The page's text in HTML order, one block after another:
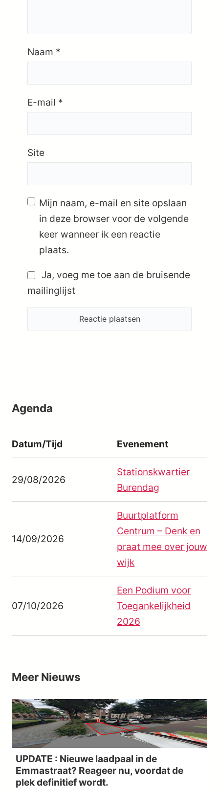
Naam *
E-mail *
Site
Mijn naam, e-mail en site opslaan
in deze browser voor de volgende
keer wanneer ik een reactie
plaats.
Ja, voeg me toe aan de bruisende
mailinglijst
Agenda
Datum/Tijd Evenement
29/08/2026
Stationskwartier
Burendag
14/09/2026
Buurtplatform
Centrum – Denk en
praat mee over jouw
wijk
07/10/2026
Een Podium voor
Toegankelijkheid
2026
Meer Nieuws
UPDATE : Nieuwe laadpaal in de
Emmastraat? Reageer nu, voordat de
plek definitief wordt.